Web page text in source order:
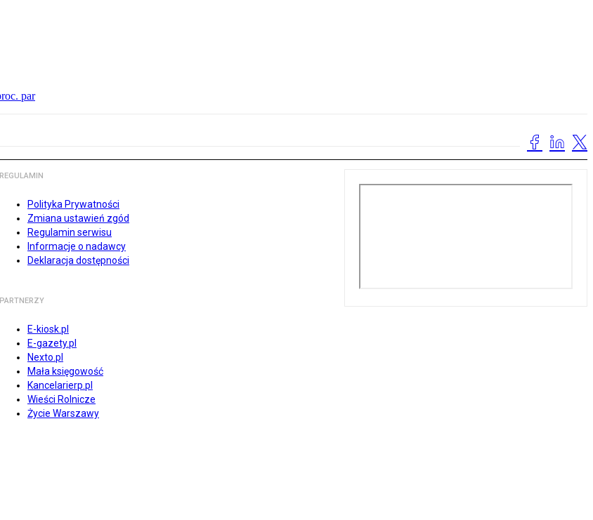
par
REGULAMIN
Polityka Prywatności
Zmiana ustawień zgód
Regulamin serwisu
Informacje o nadawcy
Deklaracja dostępności
PARTNERZY
E-kiosk.pl
E-gazety.pl
Nexto.pl
Mała księgowość
Kancelarierp.pl
Wieści Rolnicze
Życie Warszawy